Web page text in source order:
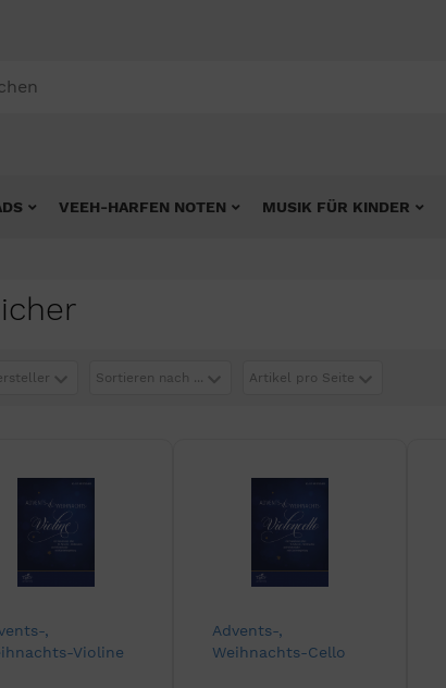
VEEH-HARFEN NOTEN MUSIK FÜR KINDER
Sortieren nach ... Artikel pro Seite
,
Violine
Advents-,
Weihnachts-Cello